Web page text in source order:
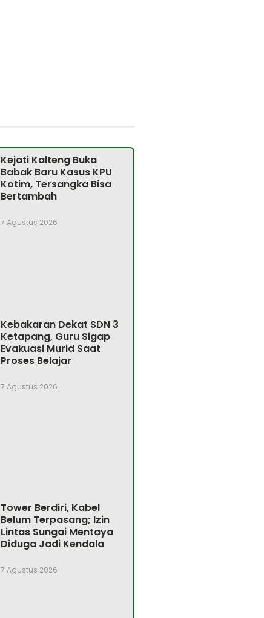
Kejati Kalteng Buka
Babak Baru Kasus KPU
Kotim, Tersangka Bisa
Bertambah
7 Agustus 2026
Kebakaran Dekat SDN 3
Ketapang, Guru Sigap
Evakuasi Murid Saat
Proses Belajar
7 Agustus 2026
Tower Berdiri, Kabel
Belum Terpasang; Izin
Lintas Sungai Mentaya
Diduga Jadi Kendala
7 Agustus 2026